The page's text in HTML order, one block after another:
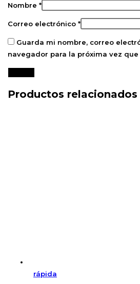
Nombre *
Correo electrónico *
Guarda mi nombre, correo
navegador para la próxima vez
Productos relacionados
rápida